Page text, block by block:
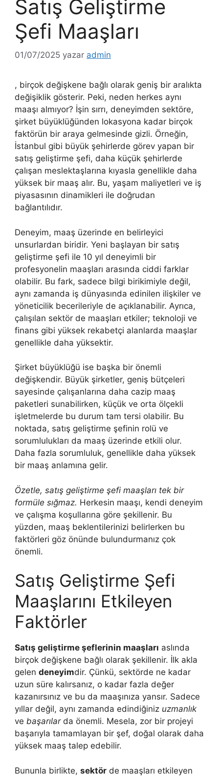
Satış Geliştirme
Şefi Maaşları
01/07/2025 yazar admin
, birçok değişkene bağlı olarak geniş bir aralıkta
değişiklik gösterir. Peki, neden herkes aynı
maaşı almıyor? İşin sırrı, deneyimden sektöre,
şirket büyüklüğünden lokasyona kadar birçok
faktörün bir araya gelmesinde gizli. Örneğin,
İstanbul gibi büyük şehirlerde görev yapan bir
satış geliştirme şefi, daha küçük şehirlerde
çalışan meslektaşlarına kıyasla genellikle daha
yüksek bir maaş alır. Bu, yaşam maliyetleri ve iş
piyasasının dinamikleri ile doğrudan
bağlantılıdır.
Deneyim, maaş üzerinde en belirleyici
unsurlardan biridir. Yeni başlayan bir satış
geliştirme şefi ile 10 yıl deneyimli bir
profesyonelin maaşları arasında ciddi farklar
olabilir. Bu fark, sadece bilgi birikimiyle değil,
aynı zamanda iş dünyasında edinilen ilişkiler ve
yöneticilik becerileriyle de açıklanabilir. Ayrıca,
çalışılan sektör de maaşları etkiler; teknoloji ve
finans gibi yüksek rekabetçi alanlarda maaşlar
genellikle daha yüksektir.
Şirket büyüklüğü ise başka bir önemli
değişkendir. Büyük şirketler, geniş bütçeleri
sayesinde çalışanlarına daha cazip maaş
paketleri sunabilirken, küçük ve orta ölçekli
işletmelerde bu durum tam tersi olabilir. Bu
noktada, satış geliştirme şefinin rolü ve
sorumlulukları da maaş üzerinde etkili olur.
Daha fazla sorumluluk, genellikle daha yüksek
bir maaş anlamına gelir.
Özetle, satış geliştirme şefi maaşları tek bir
formüle sığmaz. Herkesin maaşı, kendi deneyim
ve çalışma koşullarına göre şekillenir. Bu
yüzden, maaş beklentilerinizi belirlerken bu
faktörleri göz önünde bulundurmanız çok
önemli.
Satış Geliştirme Şefi
Maaşlarını Etkileyen
Faktörler
Satış geliştirme şeflerinin maaşları aslında
birçok değişkene bağlı olarak şekillenir. İlk akla
gelen deneyimdir. Çünkü, sektörde ne kadar
uzun süre kalırsanız, o kadar fazla değer
kazanırsınız ve bu da maaşınıza yansır. Sadece
yıllar değil, aynı zamanda edindiğiniz uzmanlık
ve başarılarda önemli. Mesela, zor bir projeyi
başarıyla tamamlayan bir şef, doğal olarak daha
yüksek maaş talep edebilir.
Bununla birlikte, sektör de maaşları etkileyen